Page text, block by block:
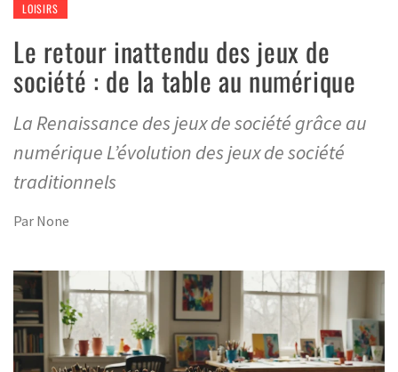
LOISIRS
Le retour inattendu des jeux de
société : de la table au numérique
La Renaissance des jeux de société grâce au
numérique L’évolution des jeux de société
traditionnels
Par None